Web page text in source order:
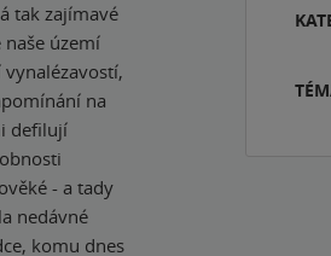
tak zajímavé
naše území
na
defilují
- a tady
nedávné
komu dnes